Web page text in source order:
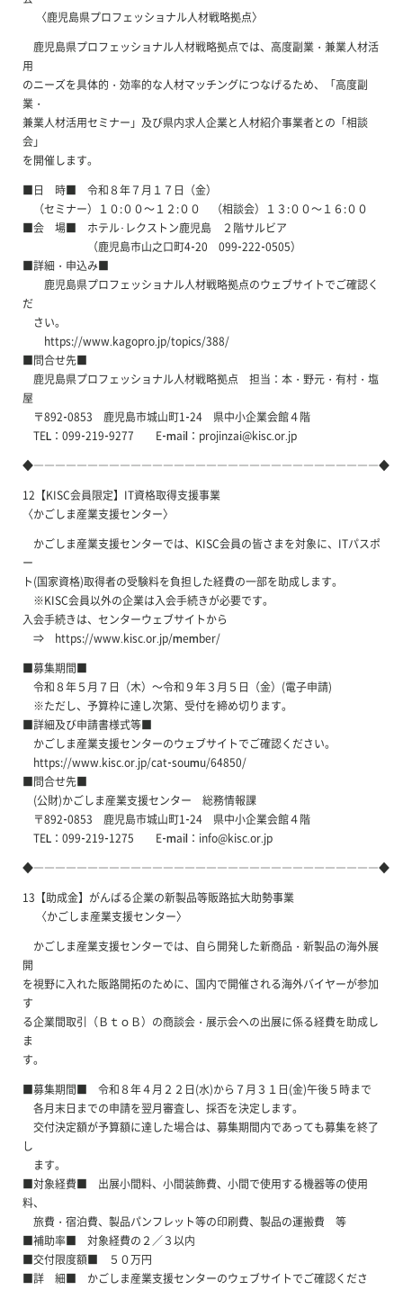
〈鹿児島県プロフェッショナル人材戦略拠点〉
鹿児島県プロフェッショナル人材戦略拠点では、高度副業・兼業人材活
用
のニーズを具体的・効率的な人材マッチングにつなげるため、「高度副
業・
兼業人材活用セミナー」及び県内求人企業と人材紹介事業者との「相談
会」
を開催します。
■日 時■ 令和８年７月１７日（金）
（セミナー）１０:００～１２:００ （相談会）１３:００～１６:００
■会 場■ ホテル･レクストン鹿児島 ２階サルビア
（鹿児島市山之口町4-20 099-222-0505）
■詳細・申込み■
鹿児島県プロフェッショナル人材戦略拠点のウェブサイトでご確認く
だ
さい。
https://www.kagopro.jp/topics/388/
■問合せ先■
鹿児島県プロフェッショナル人材戦略拠点 担当：本・野元・有村・塩
屋
〒892-0853 鹿児島市城山町1-24 県中小企業会館４階
TEL：099-219-9277 E-mail：projinzai@kisc.or.jp
◆――――――――――――――――――――――――――――――――◆
12【KISC会員限定】IT資格取得支援事業
〈かごしま産業支援センター〉
かごしま産業支援センターでは、KISC会員の皆さまを対象に、ITパスポ
ー
ト(国家資格)取得者の受験料を負担した経費の一部を助成します。
※KISC会員以外の企業は入会手続きが必要です。
入会手続きは、センターウェブサイトから
⇒ https://www.kisc.or.jp/member/
■募集期間■
令和８年５月７日（木）～令和９年３月５日（金）(電子申請)
※ただし、予算枠に達し次第、受付を締め切ります。
■詳細及び申請書様式等■
かごしま産業支援センターのウェブサイトでご確認ください。
https://www.kisc.or.jp/cat-soumu/64850/
■問合せ先■
(公財)かごしま産業支援センター 総務情報課
〒892-0853 鹿児島市城山町1-24 県中小企業会館４階
TEL：099-219-1275 E-mail：info@kisc.or.jp
◆――――――――――――――――――――――――――――――――◆
13【助成金】がんばる企業の新製品等販路拡大助勢事業
〈かごしま産業支援センター〉
かごしま産業支援センターでは、自ら開発した新商品・新製品の海外展
開
を視野に入れた販路開拓のために、国内で開催される海外バイヤーが参加
す
る企業間取引（ＢｔｏＢ）の商談会・展示会への出展に係る経費を助成し
ま
す。
■募集期間■ 令和８年４月２２日(水)から７月３１日(金)午後５時まで
各月末日までの申請を翌月審査し、採否を決定します。
交付決定額が予算額に達した場合は、募集期間内であっても募集を終了
し
ます。
■対象経費■ 出展小間料、小間装飾費、小間で使用する機器等の使用
料、
旅費・宿泊費、製品パンフレット等の印刷費、製品の運搬費 等
■補助率■ 対象経費の２／３以内
■交付限度額■ ５０万円
■詳 細■ かごしま産業支援センターのウェブサイトでご確認くださ